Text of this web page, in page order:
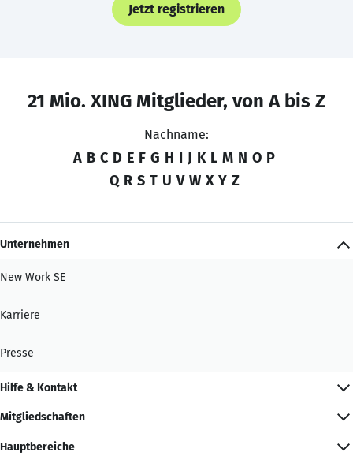
Jetzt registrieren
21 Mio. XING Mitglieder, von A bis Z
Nachname:
A B C D E F G H I J K L M N O P
Q R S T U V W X Y Z
Unternehmen
New Work SE
Karriere
Presse
Hilfe & Kontakt
Mitgliedschaften
Hauptbereiche